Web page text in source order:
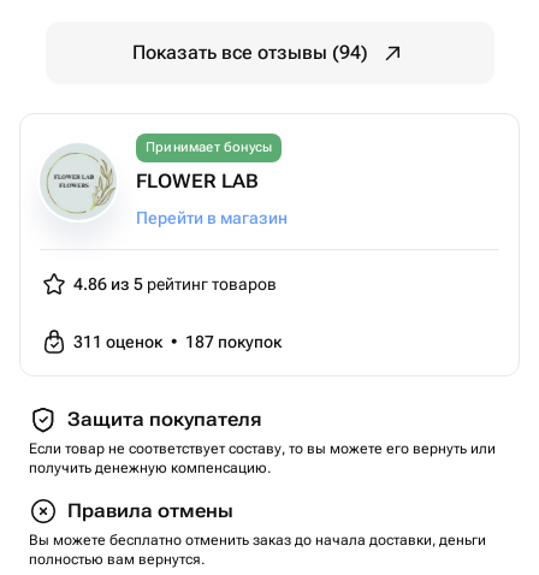
Показать все отзывы (94)
Принимает бонусы
FLOWER LAB
Перейти в магазин
4.86 из 5 рейтинг товаров
311 оценок • 187 покупок
Защита покупателя
Если товар не соответствует составу, то вы можете его вернуть или
получить денежную компенсацию.
Правила отмены
Вы можете бесплатно отменить заказ до начала доставки, деньги
полностью вам вернутся.